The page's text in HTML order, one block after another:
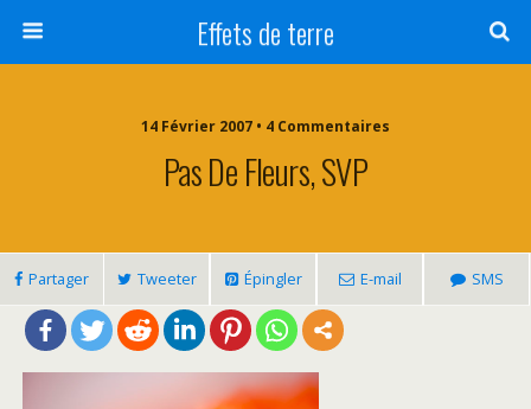
Effets de terre
14 Février 2007 • 4 Commentaires
Pas De Fleurs, SVP
Partager Tweeter Épingler E-mail SMS